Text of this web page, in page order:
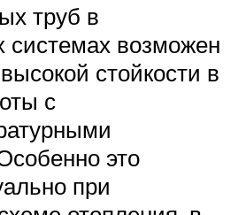
труб в
системах возможен
стойкости в
с
это
при